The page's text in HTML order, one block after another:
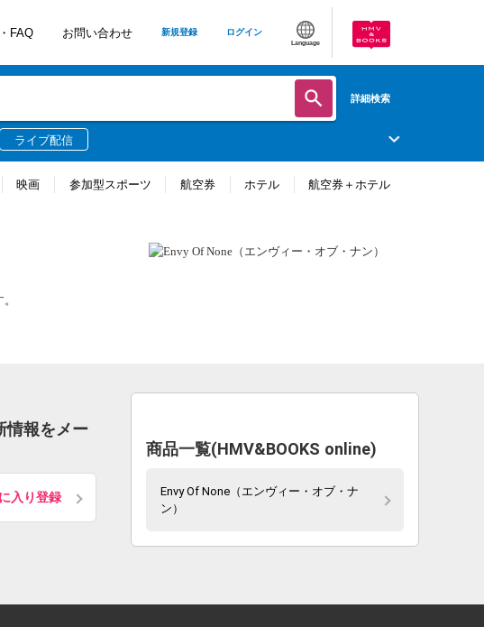
FAQ お問い合わせ 新規登録 ログイン
Language
詳細検索
ライブ配信
映画 参加型スポーツ 航空券 ホテル 航空券＋ホテル
情報をメー
入り登録
商品一覧(HMV&BOOKS online)
Envy Of None（エンヴィー・オブ・ナ
ン）